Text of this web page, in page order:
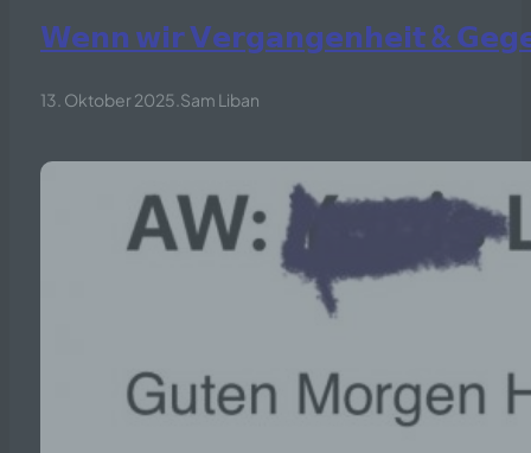
𝗪𝗲𝗻𝗻 𝘄𝗶𝗿 𝗩𝗲𝗿𝗴𝗮𝗻𝗴𝗲𝗻𝗵𝗲𝗶𝘁 &
13. Oktober 2025 Sam Liban